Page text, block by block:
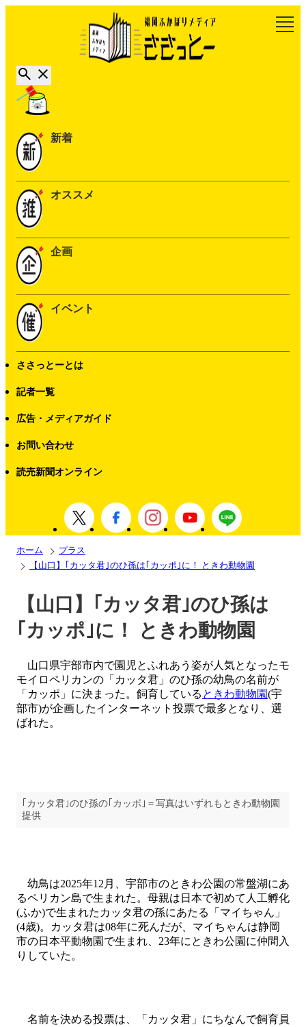
新着
オススメ
企画
イベント
ささっとーとは
記者一覧
広告・メディアガイド
お問い合わせ
読売新聞オンライン
ホーム
プラス
【山口】｢カッタ君｣のひ孫は｢カッポ｣に！ ときわ動物園
【山口】｢カッタ君｣のひ孫は
｢カッポ｣に！ ときわ動物園
山口県宇部市内で園児とふれあう姿が人気となったモ
モイロペリカンの「カッタ君」のひ孫の幼鳥の名前が
「カッポ」に決まった。飼育している ときわ動物園(宇
部市)が企画したインターネット投票で最多となり、選
ばれた。
｢カッタ君｣のひ孫の｢カッポ｣＝写真はいずれもときわ動物園
提供
幼鳥は2025年12月、宇部市のときわ公園の常盤湖にあ
るペリカン島で生まれた。母親は日本で初めて人工孵化
(ふか)で生まれたカッタ君の孫にあたる「マイちゃん」
(4歳)。カッタ君は08年に死んだが、マイちゃんは静岡
市の日本平動物園で生まれ、23年にときわ公園に仲間入
りしていた。
名前を決める投票は、「カッタ君」にちなんで飼育員